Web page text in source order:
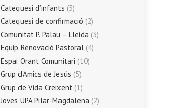
Catequesi d’infants (5)
Catequesi de confirmació (2)
Comunitat P. Palau – Lleida (3)
Equip Renovació Pastoral (4)
Espai Orant Comunitari (10)
Grup d'Amics de Jesús (5)
Grup de Vida Creixent (1)
Joves UPA Pilar-Magdalena (2)